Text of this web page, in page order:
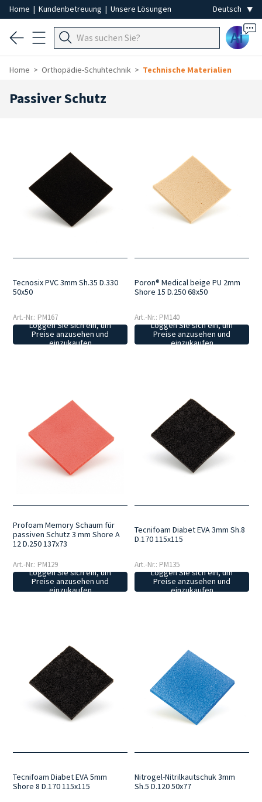
Home | Kundenbetreuung | Unsere Lösungen
Ai
Home Orthopädie-Schuhtechnik Technische Materialien
Passiver Schutz
Tecnosix PVC 3mm Sh.35 D.330
50x50
Art.-Nr.: PM167
Loggen Sie sich ein, um
Preise anzusehen und
einzukaufen
Poron® Medical beige PU 2mm
Shore 15 D.250 68x50
Art.-Nr.: PM140
Loggen Sie sich ein, um
Preise anzusehen und
einzukaufen
Profoam Memory Schaum für
passiven Schutz 3 mm Shore A
12 D.250 137x73
Art.-Nr.: PM129
Loggen Sie sich ein, um
Preise anzusehen und
einzukaufen
Tecnifoam Diabet EVA 3mm Sh.8
D.170 115x115
Art.-Nr.: PM135
Loggen Sie sich ein, um
Preise anzusehen und
einzukaufen
Tecnifoam Diabet EVA 5mm
Shore 8 D.170 115x115
Nitrogel-Nitrilkautschuk 3mm
Sh.5 D.120 50x77